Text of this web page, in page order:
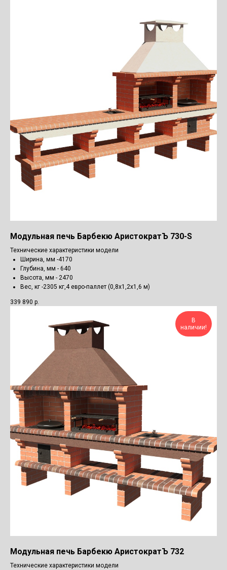
Модульная печь Барбекю АристократЪ 730-S
Технические характеристики модели
Ширина, мм -4170
Глубина, мм - 640
Высота, мм - 2470
Вес, кг -2305 кг,4 евро-паллет (0,8х1,2х1,6 м)
339 890 р.
В
наличии!
Модульная печь Барбекю АристократЪ 732
Технические характеристики модели